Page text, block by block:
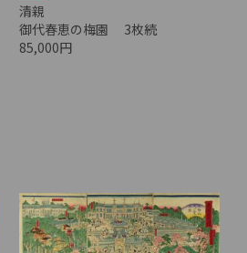
清親
御代春恵の梅園 3枚続
85,000円